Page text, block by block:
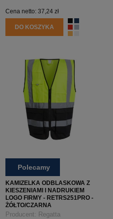
Cena netto: 37,24 zł
DO KOSZYKA
Polecamy
KAMIZELKA ODBLASKOWA Z
KIESZENIAMI I NADRUKIEM
LOGO FIRMY - RETRS251PRO -
ŻÓŁTO/CZARNA
Producent: Regatta